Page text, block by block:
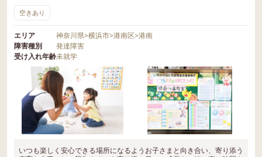
空きあり
エリア 神奈川県>横浜市>港南区>港南
障害種別
発達障害
受け入れ年齢未就学
いつも楽しく安心できる場所になるようお子さまと向き合い、寄り添う